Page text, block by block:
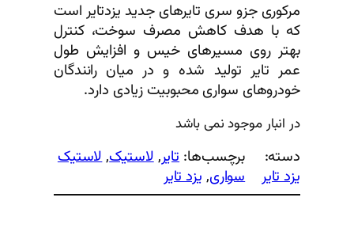
مرکوری جزو سری تایرهای جدید یزدتایر است
که با هدف کاهش مصرف سوخت، کنترل
بهتر روی مسیرهای خیس و افزایش طول
عمر تایر تولید شده و در میان رانندگان
خودروهای سواری محبوبیت زیادی دارد.
در انبار موجود نمی باشد
دسته:
یزد تایر
برچسب‌ها:تایر, لاستیک, لاستیک
سواری, یزد تایر